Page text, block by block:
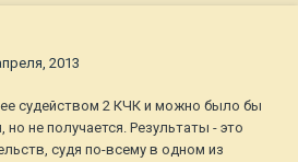
2013
судейством 2 КЧК и можно было бы
но не получается. Результаты - это
судя по-всему в одном из